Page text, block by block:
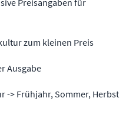
zum kleinen Preis
Ausgabe
-> Frühjahr, Sommer, Herbst